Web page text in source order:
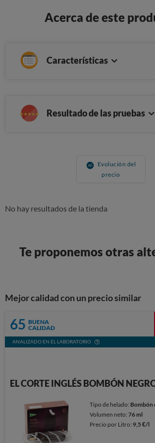
Acerca de este
Características
Resultado de las pruebas
Evolución del
precio
No hay resultados de la tienda
Te proponemos otras
Mejor calidad con un precio similar
65 BUENA
CALIDAD
ANALIZADO EN EL LABORATORIO
EL CORTE INGLÉS BOMBÓN
Tipo de helado: Bombón
Volumen neto:76 ml
Precio por Litro: 9,5 €/l